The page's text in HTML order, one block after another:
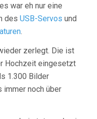
war eh nur eine
des USB-Servos und
.
zerlegt. Die ist
Hochzeit eingesetzt
1.300 Bilder
immer noch über